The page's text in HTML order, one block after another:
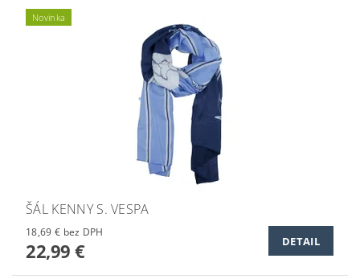
Novinka
ŠÁL KENNY S. VESPA
18,69 € bez DPH
22,99 € DETAIL